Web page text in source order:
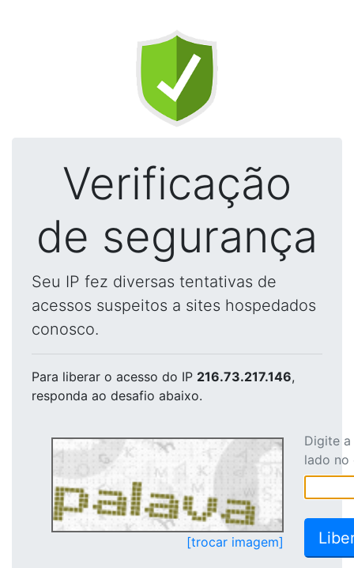
Verificação
de segurança
Seu IP fez diversas tentativas de
acessos suspeitos a sites hospedados
conosco.
Para liberar o acesso do IP 216.73.217.146,
responda ao desafio abaixo.
[trocar imagem]
Digite
lado no